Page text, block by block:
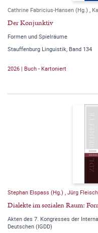
Cathrine Fabricius-Hansen (Hg.) ,
Der Konjunktiv
Formen und Spielräume
Stauffenburg Linguistik, Band 134
2026 | Buch - Kartoniert
Stephan Elspass (Hg.) , Jürg
Dialekte im sozialen Raum:
Akten des 7. Kongresses der
Deutschen (IGDD)